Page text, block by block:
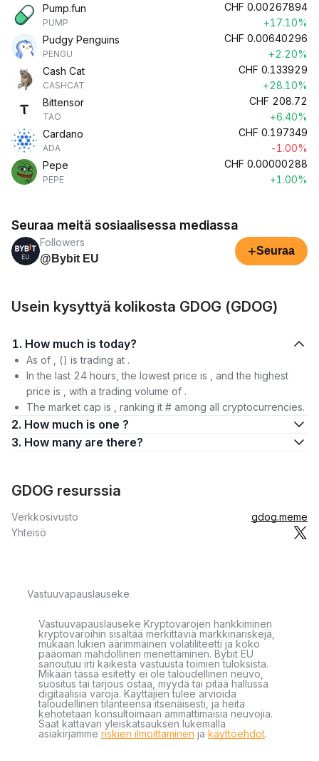
Pump.fun
PUMP
CHF 0.00267894
+17.10%
Pudgy Penguins
PENGU
CHF 0.00640296
+2.20%
Cash Cat
CASHCAT
CHF 0.133929
+28.10%
Bittensor
TAO
CHF 208.72
+6.40%
Cardano
ADA
CHF 0.197349
-1.00%
Pepe
PEPE
CHF 0.00000288
+1.00%
Seuraa meitä sosiaalisessa mediassa
Followers
@Bybit EU
+Seuraa
Usein kysyttyä kolikosta GDOG (GDOG)
1. How much is today?
As of , () is trading at .
In the last 24 hours, the lowest price is , and the highest
price is , with a trading volume of .
The market cap is , ranking it # among all cryptocurrencies.
2. How much is one ?
3. How many are there?
GDOG resurssia
Verkkosivusto
gdog.meme
Yhteisö
Vastuuvapauslauseke
Vastuuvapauslauseke Kryptovarojen hankkiminen
kryptovaroihin sisältää merkittäviä markkinariskejä,
mukaan lukien äärimmäinen volatiliteetti ja koko
pääoman mahdollinen menettäminen. Bybit EU
sanoutuu irti kaikesta vastuusta toimien tuloksista.
Mikään tässä esitetty ei ole taloudellinen neuvo,
suositus tai tarjous ostaa, myydä tai pitää hallussa
digitaalisia varoja. Käyttäjien tulee arvioida
taloudellinen tilanteensa itsenäisesti, ja heitä
kehotetaan konsultoimaan ammattimaisia neuvojia.
Saat kattavan yleiskatsauksen lukemalla
asiakirjamme riskien ilmoittaminen ja käyttöehdot.